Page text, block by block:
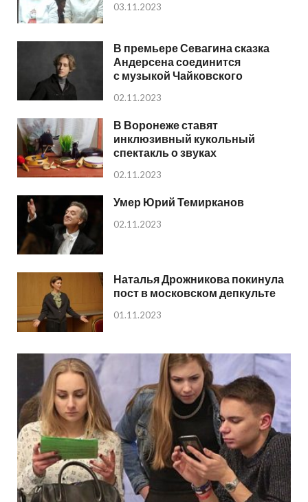
03.11.2023
В премьере Севагина сказка
Андерсена соединится
с музыкой Чайковского
02.11.2023
В Воронеже ставят
инклюзивный кукольный
спектакль о звуках
02.11.2023
Умер Юрий Темирканов
02.11.2023
Наталья Дрожникова покинула
пост в московском депкульте
01.11.2023